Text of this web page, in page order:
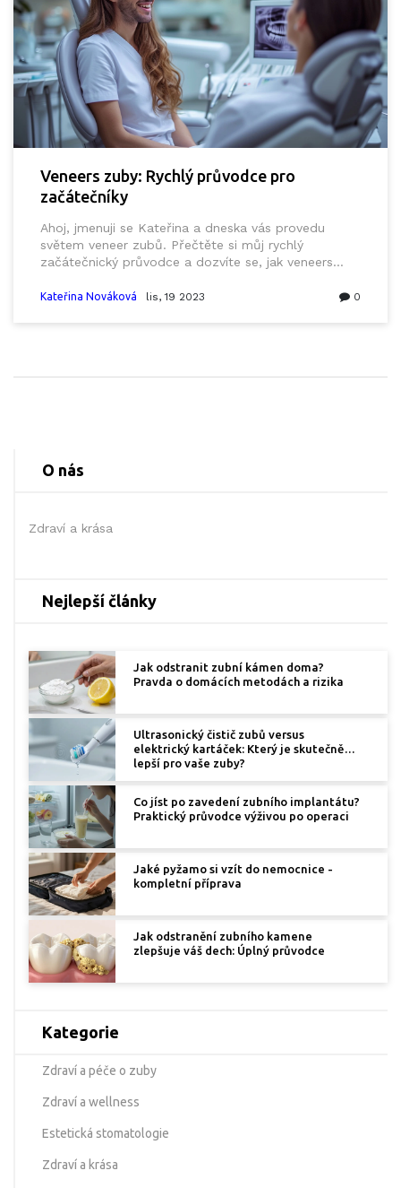
Veneers zuby: Rychlý průvodce pro
začátečníky
Ahoj, jmenuji se Kateřina a dneska vás provedu
světem veneer zubů. Přečtěte si můj rychlý
začátečnický průvodce a dozvíte se, jak veneers
pečovat o veneers a jak dlouho mohou vydržet.
Kateřina Nováková lis, 19 2023 0
O nás
Zdraví a krása
Nejlepší články
Jak odstranit zubní kámen doma?
Pravda o domácích metodách a rizika
Ultrasonický čistič zubů versus
elektrický kartáček: Který je skutečně
lepší pro vaše zuby?
Co jíst po zavedení zubního implantátu?
Praktický průvodce výživou po operaci
Jaké pyžamo si vzít do nemocnice -
kompletní příprava
Jak odstranění zubního kamene
zlepšuje váš dech: Úplný průvodce
Kategorie
Zdraví a péče o zuby
Zdraví a wellness
Estetická stomatologie
Zdraví a krása